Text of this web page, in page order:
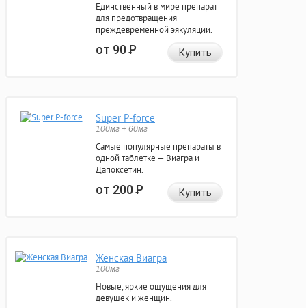
Единственный в мире препарат
для предотвращения
преждевременной эякуляции.
от 90Р Купить
Super P-force
100мг + 60мг
Самые популярные препараты в
одной таблетке — Виагра и
Дапоксетин.
от 200Р Купить
Женская Виагра
100мг
Новые, яркие ощущения для
девушек и женщин.